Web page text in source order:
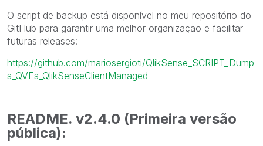
O script de backup está disponível no meu repositório do
GitHub para garantir uma melhor organização e facilitar
futuras releases:
https://github.com/mariosergioti/QlikSense_SCRIPT_Dump
s_QVFs_QlikSenseClientManaged
README. v2.4.0 (Primeira versão
pública):